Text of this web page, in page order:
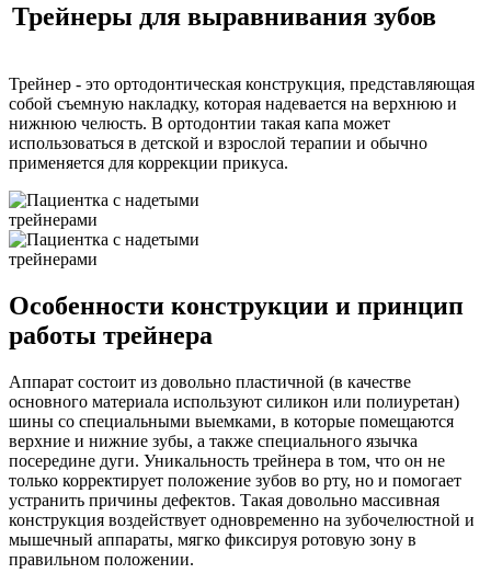
звонок
клиники
Трейнеры для выравнивания зубов
Трейнер - это ортодонтическая конструкция, представляющая
собой съемную накладку, которая надевается на верхнюю и
нижнюю челюсть. В ортодонтии такая капа может
использоваться в детской и взрослой терапии и обычно
применяется для коррекции прикуса.
Особенности конструкции и принцип
работы трейнера
Аппарат состоит из довольно пластичной (в качестве
основного материала используют силикон или полиуретан)
шины со специальными выемками, в которые помещаются
верхние и нижние зубы, а также специального язычка
посередине дуги. Уникальность трейнера в том, что он не
только корректирует положение зубов во рту, но и помогает
устранить причины дефектов. Такая довольно массивная
конструкция воздействует одновременно на зубочелюстной и
мышечный аппараты, мягко фиксируя ротовую зону в
правильном положении.